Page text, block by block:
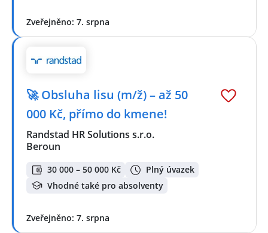
Zveřejněno: 7. srpna
🚀 Obsluha lisu (m/ž) – až 50
000 Kč, přímo do kmene!
Randstad HR Solutions s.r.o.
Beroun
30 000 – 50 000 Kč
Plný úvazek
Vhodné také pro absolventy
Zveřejněno: 7. srpna